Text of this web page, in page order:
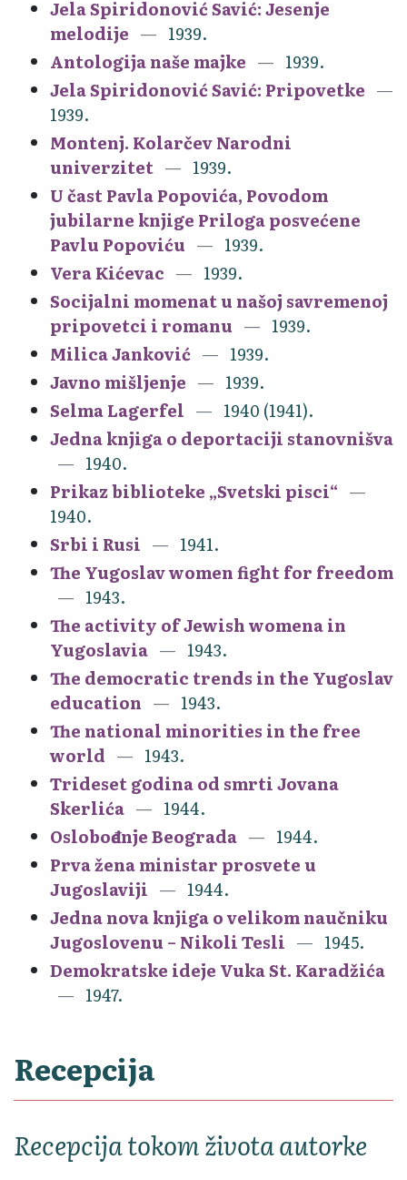
Jela Spiridonović Savić: Jesenje
melodije
1939.
Antologija naše majke
1939.
Jela Spiridonović Savić: Pripovetke
1939.
Montenj. Kolarčev Narodni
univerzitet
1939.
U čast Pavla Popovića, Povodom
jubilarne knjige Priloga posvećene
Pavlu Popoviću
1939.
Vera Kićevac
1939.
Socijalni momenat u našoj savremenoj
pripovetci i romanu
1939.
Milica Janković
1939.
Javno mišljenje
1939.
Selma Lagerfel
1940 (1941).
Jedna knjiga o deportaciji stanovnišva
1940.
Prikaz biblioteke „Svetski pisci“
1940.
Srbi i Rusi
1941.
The Yugoslav women fight for freedom
1943.
The activity of Jewish womena in
Yugoslavia
1943.
The democratic trends in the Yugoslav
education
1943.
The national minorities in the free
world
1943.
Trideset godina od smrti Jovana
Skerlića
1944.
Oslobođenje Beograda
1944.
Prva žena ministar prosvete u
Jugoslaviji
1944.
Jedna nova knjiga o velikom naučniku
Jugoslovenu – Nikoli Tesli
1945.
Demokratske ideje Vuka St. Karadžića
1947.
Recepcija
Recepcija tokom života autorke